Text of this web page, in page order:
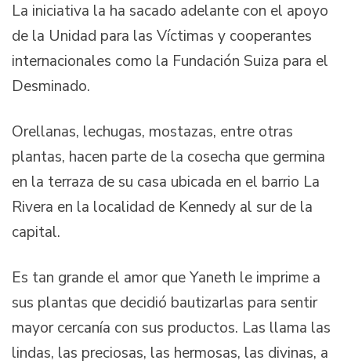
La iniciativa la ha sacado adelante con el apoyo
de la Unidad para las Víctimas y cooperantes
internacionales como la Fundación Suiza para el
Desminado.
Orellanas, lechugas, mostazas, entre otras
plantas, hacen parte de la cosecha que germina
en la terraza de su casa ubicada en el barrio La
Rivera en la localidad de Kennedy al sur de la
capital.
Es tan grande el amor que Yaneth le imprime a
sus plantas que decidió bautizarlas para sentir
mayor cercanía con sus productos. Las llama las
lindas, las preciosas, las hermosas, las divinas, a